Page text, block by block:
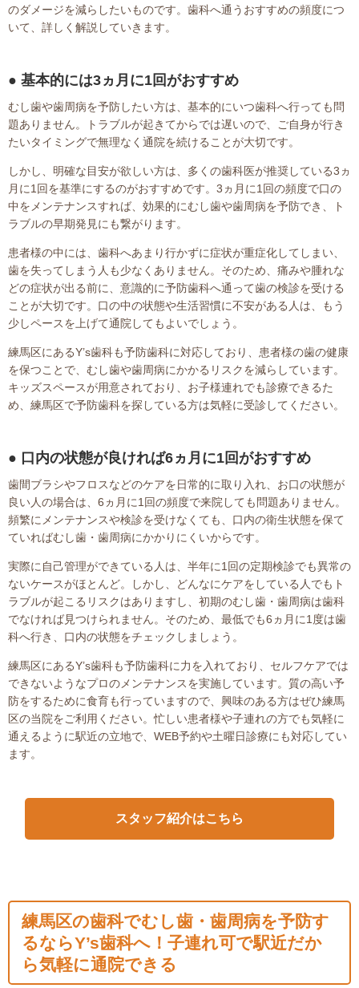
のダメージを減らしたいものです。歯科へ通うおすすめの頻度につ
いて、詳しく解説していきます。
基本的には3ヵ月に1回がおすすめ
むし歯や歯周病を予防したい方は、基本的にいつ歯科へ行っても問
題ありません。トラブルが起きてからでは遅いので、ご自身が行き
たいタイミングで無理なく通院を続けることが大切です。
しかし、明確な目安が欲しい方は、多くの歯科医が推奨している3ヵ
月に1回を基準にするのがおすすめです。3ヵ月に1回の頻度で口の
中をメンテナンスすれば、効果的にむし歯や歯周病を予防でき、ト
ラブルの早期発見にも繋がります。
患者様の中には、歯科へあまり行かずに症状が重症化してしまい、
歯を失ってしまう人も少なくありません。そのため、痛みや腫れな
どの症状が出る前に、意識的に予防歯科へ通って歯の検診を受ける
ことが大切です。口の中の状態や生活習慣に不安がある人は、もう
少しペースを上げて通院してもよいでしょう。
練馬区にあるY’s歯科も予防歯科に対応しており、患者様の歯の健康
を保つことで、むし歯や歯周病にかかるリスクを減らしています。
キッズスペースが用意されており、お子様連れでも診療できるた
め、練馬区で予防歯科を探している方は気軽に受診してください。
口内の状態が良ければ6ヵ月に1回がおすすめ
歯間ブラシやフロスなどのケアを日常的に取り入れ、お口の状態が
良い人の場合は、6ヵ月に1回の頻度で来院しても問題ありません。
頻繁にメンテナンスや検診を受けなくても、口内の衛生状態を保て
ていればむし歯・歯周病にかかりにくいからです。
実際に自己管理ができている人は、半年に1回の定期検診でも異常の
ないケースがほとんど。しかし、どんなにケアをしている人でもト
ラブルが起こるリスクはありますし、初期のむし歯・歯周病は歯科
でなければ見つけられません。そのため、最低でも6ヵ月に1度は歯
科へ行き、口内の状態をチェックしましょう。
練馬区にあるY’s歯科も予防歯科に力を入れており、セルフケアでは
できないようなプロのメンテナンスを実施しています。質の高い予
防をするために食育も行っていますので、興味のある方はぜひ練馬
区の当院をご利用ください。忙しい患者様や子連れの方でも気軽に
通えるように駅近の立地で、WEB予約や土曜日診療にも対応してい
ます。
スタッフ紹介はこちら
練馬区の歯科でむし歯・歯周病を予防す
るならY’s歯科へ！子連れ可で駅近だか
ら気軽に通院できる